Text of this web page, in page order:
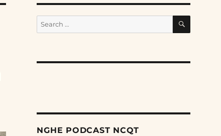
Search
for:
SEARCH
NGHE PODCAST NCQT